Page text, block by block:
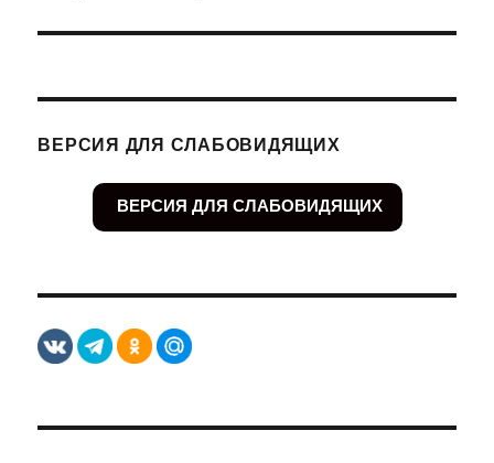
ВЕРСИЯ ДЛЯ СЛАБОВИДЯЩИХ
ВЕРСИЯ ДЛЯ СЛАБОВИДЯЩИХ